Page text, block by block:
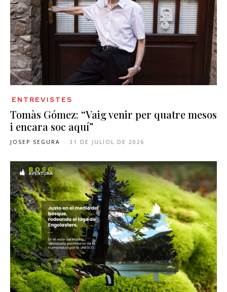
ENTREVISTES
Tomàs Gómez: “Vaig venir per quatre mesos
i encara soc aquí”
JOSEP SEGURA - 31 DE JULIOL DE 2026